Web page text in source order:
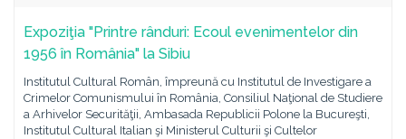
Expoziţia "Printre rânduri: Ecoul evenimentelor din
1956 în România" la Sibiu
Institutul Cultural Român, împreună cu Institutul de Investigare a
Crimelor Comunismului în România, Consiliul Naţional de Studiere
a Arhivelor Securităţii, Ambasada Republicii Polone la Bucureşti,
Institutul Cultural Italian şi Ministerul Culturii şi Cultelor